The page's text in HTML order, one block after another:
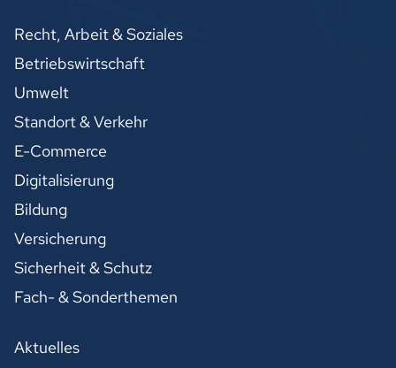
Recht, Arbeit & Soziales
Betriebswirtschaft
Umwelt
Standort & Verkehr
E-Commerce
Digitalisierung
Bildung
Versicherung
Sicherheit & Schutz
Fach- & Sonderthemen
Aktuelles